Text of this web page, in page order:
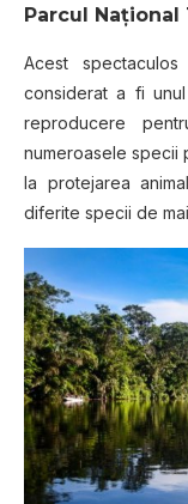
Parcul
Acest
considerat a fi
reproducere
numeroasele specii
la protejarea
diferite specii de